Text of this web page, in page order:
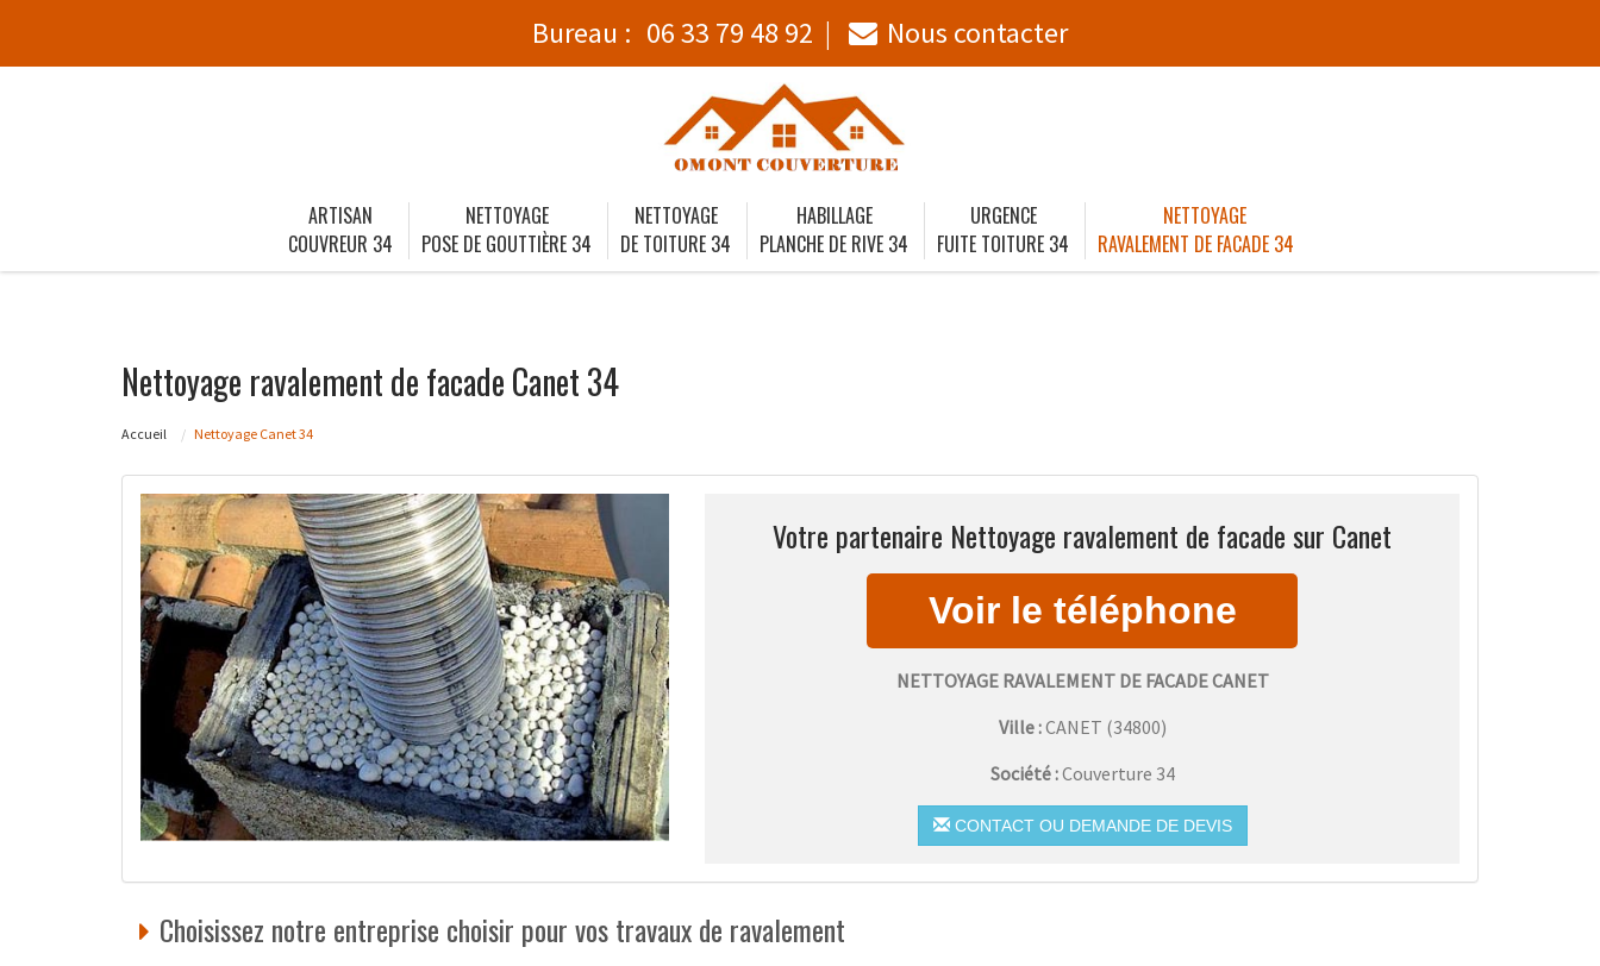
Bureau : 06 33 79 48 92 Nous contacter
ARTISAN
COUVREUR 34
NETTOYAGE
POSE DE GOUTTIÈRE 34
NETTOYAGE
DE TOITURE 34
HABILLAGE
PLANCHE DE RIVE 34
URGENCE
FUITE TOITURE 34
NETTOYAGE
RAVALEMENT DE FACADE 34
Nettoyage ravalement de facade Canet 34
Accueil Nettoyage Canet 34
Votre partenaire Nettoyage ravalement de facade sur Canet
NETTOYAGE RAVALEMENT DE FACADE CANET
Ville :CANET (34800)
Société :Couverture 34
CONTACT OU DEMANDE DE DEVIS
Choisissez notre entreprise choisir pour vos travaux de ravalement